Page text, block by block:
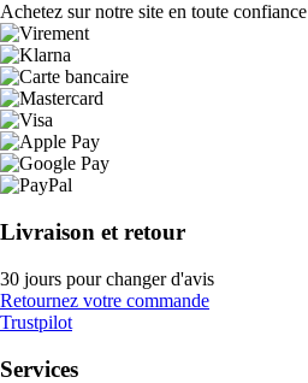
Achetez sur notre site en toute confiance
Livraison et retour
30 jours pour changer d'avis
Retournez votre commande
Trustpilot
Services